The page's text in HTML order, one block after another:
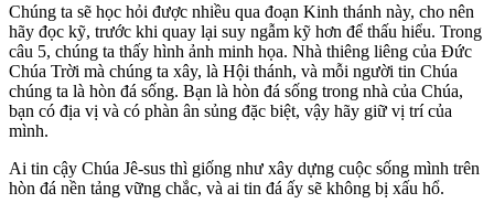
Chúng ta sẽ học hỏi được nhiều qua đoạn Kinh thánh này, cho nên
hãy đọc kỹ, trước khi quay lại suy ngẫm kỹ hơn để thấu hiểu. Trong
câu 5, chúng ta thấy hình ảnh minh họa. Nhà thiêng liêng của Đức
Chúa Trời mà chúng ta xây, là Hội thánh, và mỗi người tin Chúa
chúng ta là hòn đá sống. Bạn là hòn đá sống trong nhà của Chúa,
bạn có địa vị và có phàn ân sủng đặc biệt, vậy hãy giữ vị trí của
mình.
Ai tin cậy Chúa Jê-sus thì giống như xây dựng cuộc sống mình trên
hòn đá nền tảng vững chắc, và ai tin đá ấy sẽ không bị xấu hổ.